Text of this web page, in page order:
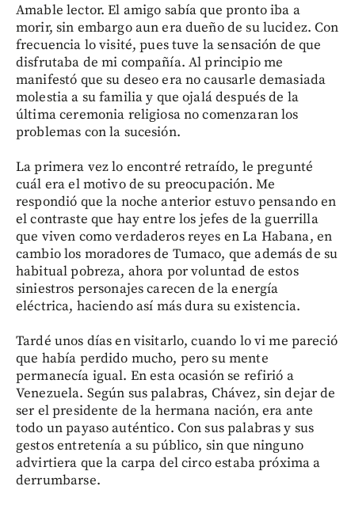
Amable lector. El amigo sabía que pronto iba a
morir, sin embargo aun era dueño de su lucidez. Con
frecuencia lo visité, pues tuve la sensación de que
disfrutaba de mi compañía. Al principio me
manifestó que su deseo era no causarle demasiada
molestia a su familia y que ojalá después de la
última ceremonia religiosa no comenzaran los
problemas con la sucesión.
La primera vez lo encontré retraído, le pregunté
cuál era el motivo de su preocupación. Me
respondió que la noche anterior estuvo pensando en
el contraste que hay entre los jefes de la guerrilla
que viven como verdaderos reyes en La Habana, en
cambio los moradores de Tumaco, que además de su
habitual pobreza, ahora por voluntad de estos
siniestros personajes carecen de la energía
eléctrica, haciendo así más dura su existencia.
Tardé unos días en visitarlo, cuando lo vi me pareció
que había perdido mucho, pero su mente
permanecía igual. En esta ocasión se refirió a
Venezuela. Según sus palabras, Chávez, sin dejar de
ser el presidente de la hermana nación, era ante
todo un payaso auténtico. Con sus palabras y sus
gestos entretenía a su público, sin que ninguno
advirtiera que la carpa del circo estaba próxima a
derrumbarse.